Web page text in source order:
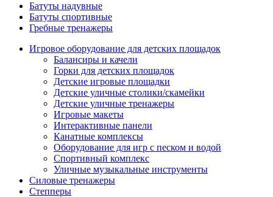
Батуты надувные
Батуты спортивные
Гребные тренажеры
Игровое оборудование для детских площадок
Балансиры и качели
Горки для детских площадок
Детские игровые площадки
Детские уличные столики/скамейки
Детские уличные тренажеры
Игровые макеты
Интерактивные панели
Канатные комплексы
Оборудование для игр с песком и водой
Спортивный комплекс
Уличные музыкальные инструменты
Силовые тренажеры
Степперы